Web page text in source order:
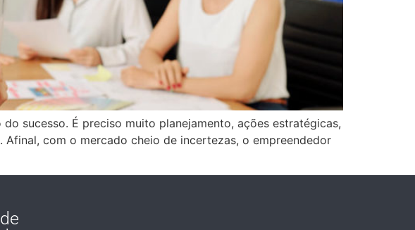
sucesso. É preciso muito planejamento, ações estratégicas,
com o mercado cheio de incertezas, o empreendedor